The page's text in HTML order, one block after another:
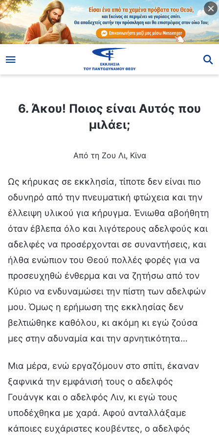
6. Άκου! Ποιος είναι Αυτός που μιλάει;
6. Άκου! Ποιος είναι Αυτός που
μιλάει;
Από τη Ζου Λι, Κίνα
Ως κήρυκας σε εκκλησία, τίποτε δεν είναι πιο
οδυνηρό από την πνευματική φτώχεια και την
έλλειψη υλικού για κήρυγμα. Ένιωθα αβοήθητη
όταν έβλεπα όλο και λιγότερους αδελφούς και
αδελφές να προσέρχονται σε συναντήσεις, και
ήλθα ενώπιον του Θεού πολλές φορές για να
προσευχηθώ ένθερμα και να ζητήσω από τον
Κύριο να ενδυναμώσει την πίστη των αδελφών
μου. Όμως η ερήμωση της εκκλησίας δεν
βελτιώθηκε καθόλου, κι ακόμη κι εγώ ζούσα
μες στην αδυναμία και την αρνητικότητα…
Μια μέρα, ενώ εργαζόμουν στο σπίτι, έκαναν
ξαφνικά την εμφάνισή τους ο αδελφός
Γουάνγκ και ο αδελφός Λιν, κι εγώ τους
υποδέχθηκα με χαρά. Αφού ανταλλάξαμε
κάποιες ευχάριστες κουβέντες, ο αδελφός